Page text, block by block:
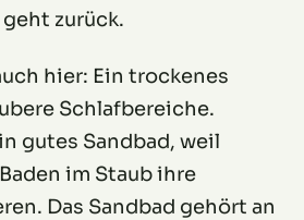
zurück.
hier: Ein trockenes
Schlafbereiche.
gutes Sandbad, weil
im Staub ihre
Das Sandbad gehört an